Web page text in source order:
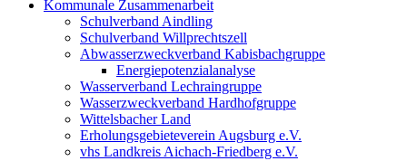
Kommunale Zusammenarbeit
Schulverband Aindling
Schulverband Willprechtszell
Abwasserzweckverband Kabisbachgruppe
Energiepotenzialanalyse
Wasserverband Lechraingruppe
Wasserzweckverband Hardhofgruppe
Wittelsbacher Land
Erholungsgebieteverein Augsburg e.V.
vhs Landkreis Aichach-Friedberg e.V.